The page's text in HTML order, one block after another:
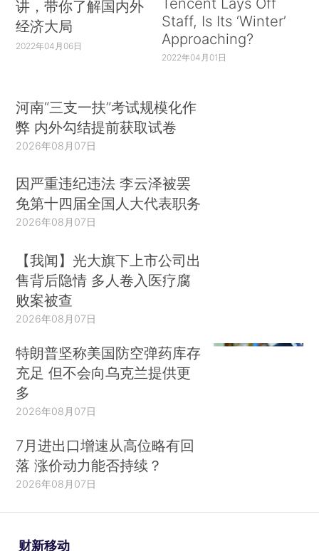
讲，带你了解国内外
经济大局
2022年04月06日
Staff, Is Its ‘Winter’
Approaching?
2022年04月01日
河南“三支一扶”考试规模化作
弊 内外勾结提前获取试卷
2026年08月07日
因严重违纪违法 李云泽被罢
免第十四届全国人大代表职务
2026年08月07日
【我闻】光大旗下上市公司出
售背后隐情 多人卷入医疗腐
败案被查
2026年08月07日
特朗普坚称美国防空弹药库存
充足 但不会向乌克兰提供更
多
2026年08月07日
7月进出口增速从高位略有回
落 涨价动力能否持续？
2026年08月07日
财新移动